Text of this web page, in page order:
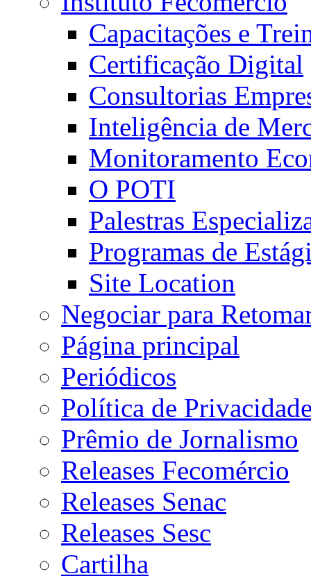
Capacitações e
Certificação Digital
Consultorias
Inteligência de
Monitoramento
O POTI
Palestras
Programas de
Site Location
Negociar para
Página principal
Periódicos
Política de
Prêmio de Jornalismo
Releases Fecomércio
Releases Senac
Releases Sesc
Cartilha